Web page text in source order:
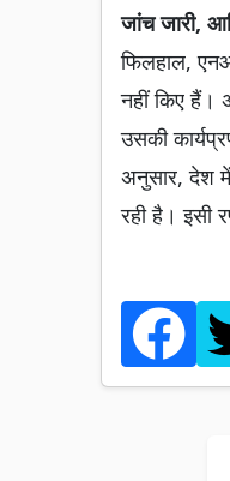
जांच जारी,
फिलहाल,
नहीं किए हैं।
उसकी
अनुसार, देश
रही है। इसी